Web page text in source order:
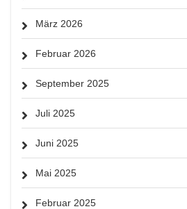
März 2026
Februar 2026
September 2025
Juli 2025
Juni 2025
Mai 2025
Februar 2025